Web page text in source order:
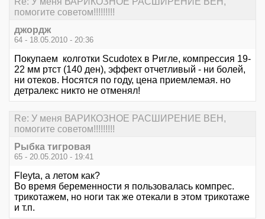
помогите советом!!!!!!!!!
джордж
64 - 18.05.2010 - 20:36
Покупаем колготки Scudotex в Ригле, компрессия 19-
22 мм ртст (140 ден), эффект отчетливый - ни болей,
ни отеков. Носятся по году, цена приемлемая. но
детралекс никто не отменял!
Re: У меня ВАРИКОЗНОЕ РАСШИРЕНИЕ ВЕН,
помогите советом!!!!!!!!!
Рыбка тигровая
65 - 20.05.2010 - 19:41
Fleyta, а летом как?
Во время беременности я пользовалась компрес.
трикотажем, но ноги так же отекали в этом трикотаже
и т.п.